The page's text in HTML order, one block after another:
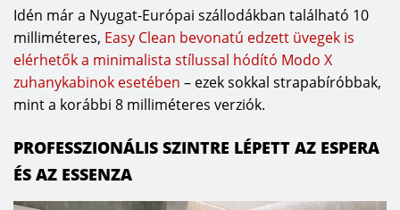
Idén már a Nyugat-Európai szállodákban található 10
milliméteres, Easy Clean bevonatú edzett üvegek is
elérhetők a minimalista stílussal hódító Modo X
zuhanykabinok esetében – ezek sokkal strapabíróbbak,
mint a korábbi 8 milliméteres verziók.
PROFESSZIONÁLIS SZINTRE LÉPETT AZ ESPERA
ÉS AZ ESSENZA